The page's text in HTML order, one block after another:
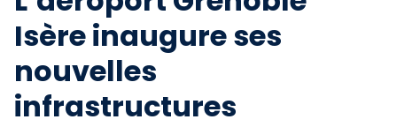
Isère inaugure ses
nouvelles
infrastructures